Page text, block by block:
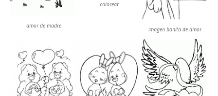
amor de madre
colorear
imagen bonita de amor